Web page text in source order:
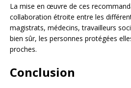
La mise en œuvre de ces
collaboration étroite entre les
magistrats, médecins, travailleurs
bien sûr, les personnes protégées
proches.
Conclusion